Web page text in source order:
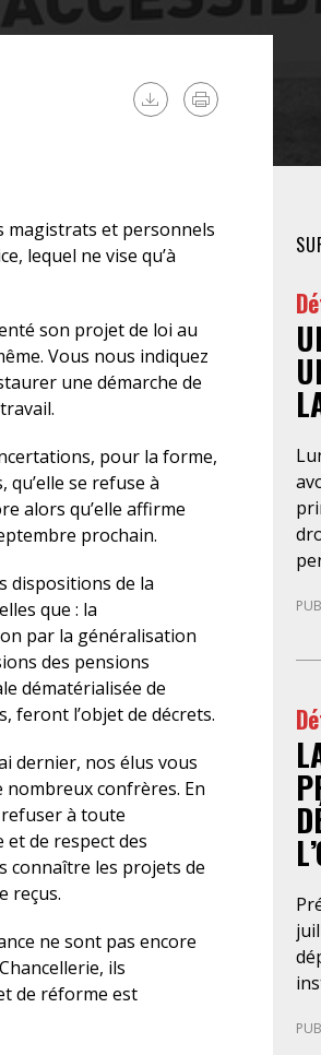
magistrats et personnels
lequel ne vise qu’à
son projet de loi au
Vous nous indiquez
une démarche de
pour la forme,
se refuse à
alors qu’elle affirme
prochain.
dispositions de la
que : la
par la généralisation
des pensions
dématérialisée de
feront l’objet de décrets.
dernier, nos élus vous
confrères. En
à toute
de respect des
connaître les projets de
reçus.
ne sont pas encore
ils
de réforme est
le
le